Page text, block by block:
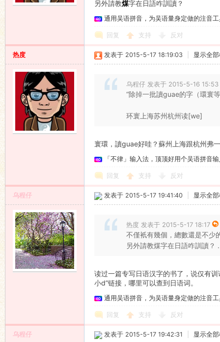
另外請教煤字在日語咋訓讀？
通用吴语拼音，为吴语量身定做的注音
回复 支持 反对
热度 发表于 2015-5-17 18:19:03 显示全
乌程仔 发表于 2015-5-16 15:53
“除掉一批讀guae的字（環寰
环寰上海苏州杭州读[we]
寰環，讀guae好哇？蘇州上海跟杭州弗
「不律」输入法，顶顶好用个吴语拼音
回复 支持 反对
乌程仔 发表于 2015-5-17 19:41:40 显示全
热度 发表于 2015-5-17 18:17
不僅衹有幾個，總數還是不少
另外請教煤字在日語咋訓讀？
读过一篇专写日语汉字的书了，说仅有
小d”链接，哪里可以查到日语词。
通用吴语拼音，为吴语量身定做的注音
回复 支持 反对
乌程仔 发表于 2015-5-17 19:42:31 显示全